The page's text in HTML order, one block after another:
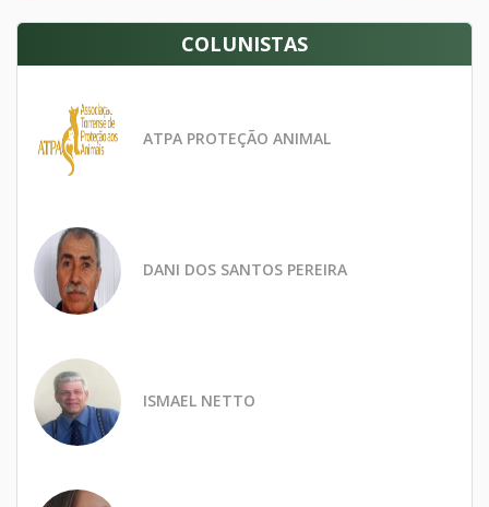
COLUNISTAS
ATPA PROTEÇÃO ANIMAL
DANI DOS SANTOS PEREIRA
ISMAEL NETTO